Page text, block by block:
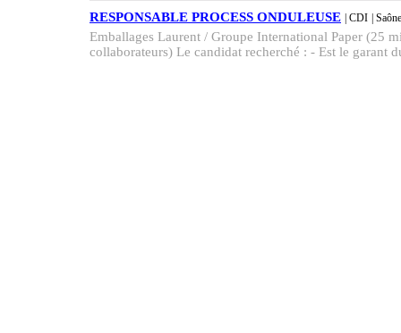
RESPONSABLE PROCESS ONDULEUSE | CDI |
Emballages Laurent / Groupe International Paper (25
collaborateurs) Le candidat recherché : - Est le garant